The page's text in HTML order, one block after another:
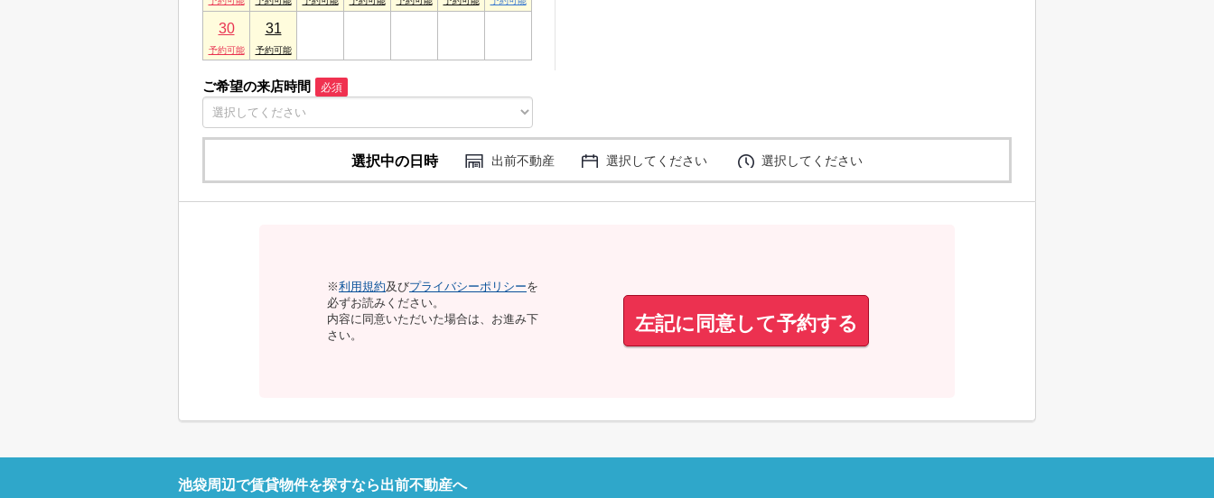
30 31
ご希望の来店時間 必須
選択中の日時 出前不動産 選択してください 選択してください
※利用規約及びプライバシーポリシーを
必ずお読みください。
内容に同意いただいた場合は、お進み下
さい。
左記に同意して予約する
池袋周辺で賃貸物件を探すなら出前不動産へ